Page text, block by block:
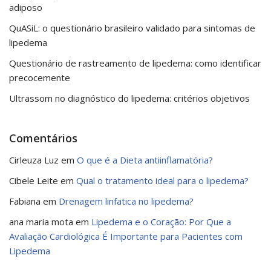
adiposo
QuASiL: o questionário brasileiro validado para sintomas de
lipedema
Questionário de rastreamento de lipedema: como identificar
precocemente
Ultrassom no diagnóstico do lipedema: critérios objetivos
Comentários
Cirleuza Luz em O que é a Dieta antiinflamatória?
Cibele Leite em Qual o tratamento ideal para o lipedema?
Fabiana em Drenagem linfatica no lipedema?
ana maria mota em Lipedema e o Coração: Por Que a
Avaliação Cardiológica É Importante para Pacientes com
Lipedema